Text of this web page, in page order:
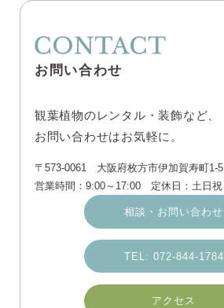
お問い合わせ
観葉植物のレンタル・装飾など、
お問い合わせはお気軽に。
〒573-0061 大阪府枚方市伊加賀寿町1-5
営業時間：9:00～17:00 定休日：土日祝
相談・お問い合わせ
TEL: 072-844-1784
アクセス